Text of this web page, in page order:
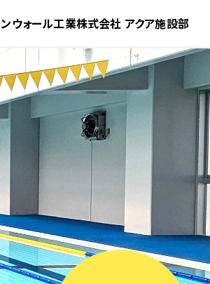
ウォール工業株式会社 アクア施設部